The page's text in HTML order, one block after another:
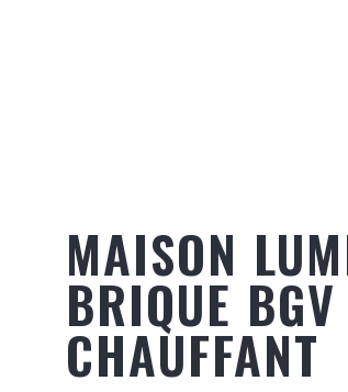
MAISON
BRIQUE
CHAUFFANT